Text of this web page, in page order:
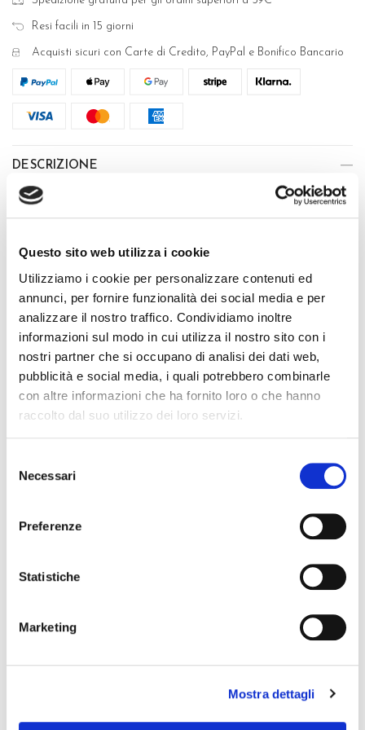
Questo sito web utilizza i cookie
Utilizziamo i cookie per personalizzare contenuti ed
annunci, per fornire funzionalità dei social media e per
analizzare il nostro traffico. Condividiamo inoltre
informazioni sul modo in cui utilizza il nostro sito con i
nostri partner che si occupano di analisi dei dati web,
pubblicità e social media, i quali potrebbero combinarle
con altre informazioni che ha fornito loro o che hanno
raccolto dal suo utilizzo dei loro servizi.
delNecessari
Preferenze
Statistiche
Marketing
Mostra dettagli
Resi facili in 15 giorni
Acquisti sicuri con Carte di Credito, PayPal e Bonifico Bancario
DESCRIZIONE
Short massaggiante ad effetto drenante grazie alla costruzione
della maglia, realizzato con filato Emana che migliora la
costruzione tecnica di questo short assorbono il calore del
sanguigna a livello cutaneo. Ideale da portare quando sei a
casa o nelle ore notturne questo capo produrrà i risultati
tempo lo indosserai più risultati otterrai. Tonic è un prodotto
di elevata tecnologia alleato della tua bellezza, la cucitura
QUALITÀ MADE IN ITALY
COMPOSIZIONE E LAVAGGIO
favorite_border